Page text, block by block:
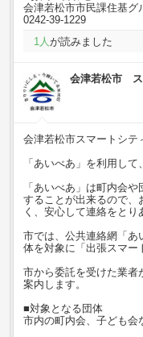
会津若松市市民課住基グ
0242-39-1229
1 人 が読みました
会津若松市 ス
会津若松市スマートシテ
「あいべあ」を利用し
「あいべあ」は町内会
することが出来るので、
く、安心して連絡をとり
市では、公共連絡網「あ
体を対象に「出張スマー
市から委託を受けた業者
案内します。
■対象となる団体
市内の町内会、子ども会